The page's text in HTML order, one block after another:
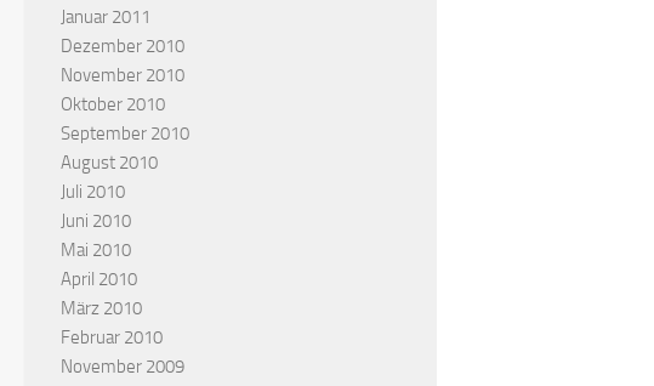
Januar 2011
Dezember 2010
November 2010
Oktober 2010
September 2010
August 2010
Juli 2010
Juni 2010
Mai 2010
April 2010
März 2010
Februar 2010
November 2009